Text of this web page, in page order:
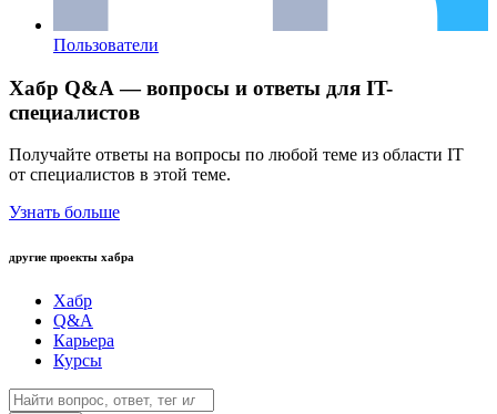
Пользователи
Хабр Q&A — вопросы и ответы для IT-
специалистов
Получайте ответы на вопросы по любой теме из области IT
от специалистов в этой теме.
Узнать больше
другие проекты хабра
Хабр
Q&A
Карьера
Курсы